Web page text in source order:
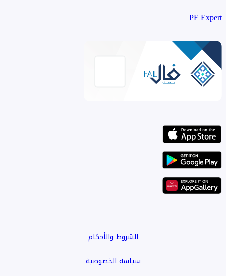
PF Expert
الشروط والأحكام
سياسة الخصوصية